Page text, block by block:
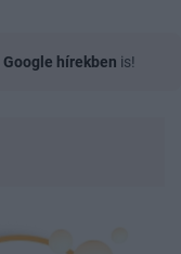
Google hírekben is!